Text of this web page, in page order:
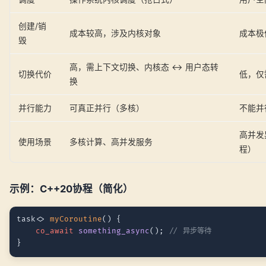
创建/销
毁
成本较高，涉及内核对象 成本
切换代价
高，需上下文切换、内核态 ↔ 用户态转
换
低，
并行能力 可真正并行（多核） 不能
使用场景 多核计算、高并发服务
高并
程）
示例：C++20协程（简化）
task<> myCoroutine() {
co_await
something_async() ;
// 异步等待